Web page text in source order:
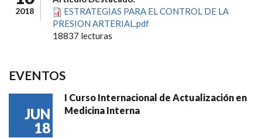
2018
ESTRATEGIAS PARA EL CONTROL DE LA
PRESION ARTERIAL.pdf
18837 lecturas
EVENTOS
JUN
18
I Curso Internacional de Actualización en
Medicina Interna